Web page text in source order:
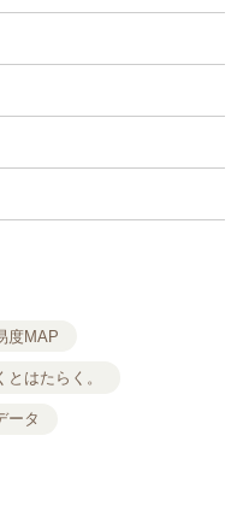
度MAP
とはたらく。
ータ